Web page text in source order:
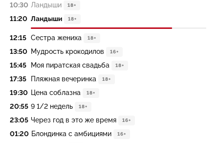
10:30 Ландыши 18+
11:20 Ландыши 18+
12:15 Сестра жениха 18+
13:50 Мудрость крокодилов 16+
15:45 Моя пиратская свадьба 18+
17:35 Пляжная вечеринка 18+
19:30 Цена соблазна 18+
20:55 9 1/2 недель 18+
23:05 Через год в это же время 16+
01:20 Блондинка с амбициями 16+